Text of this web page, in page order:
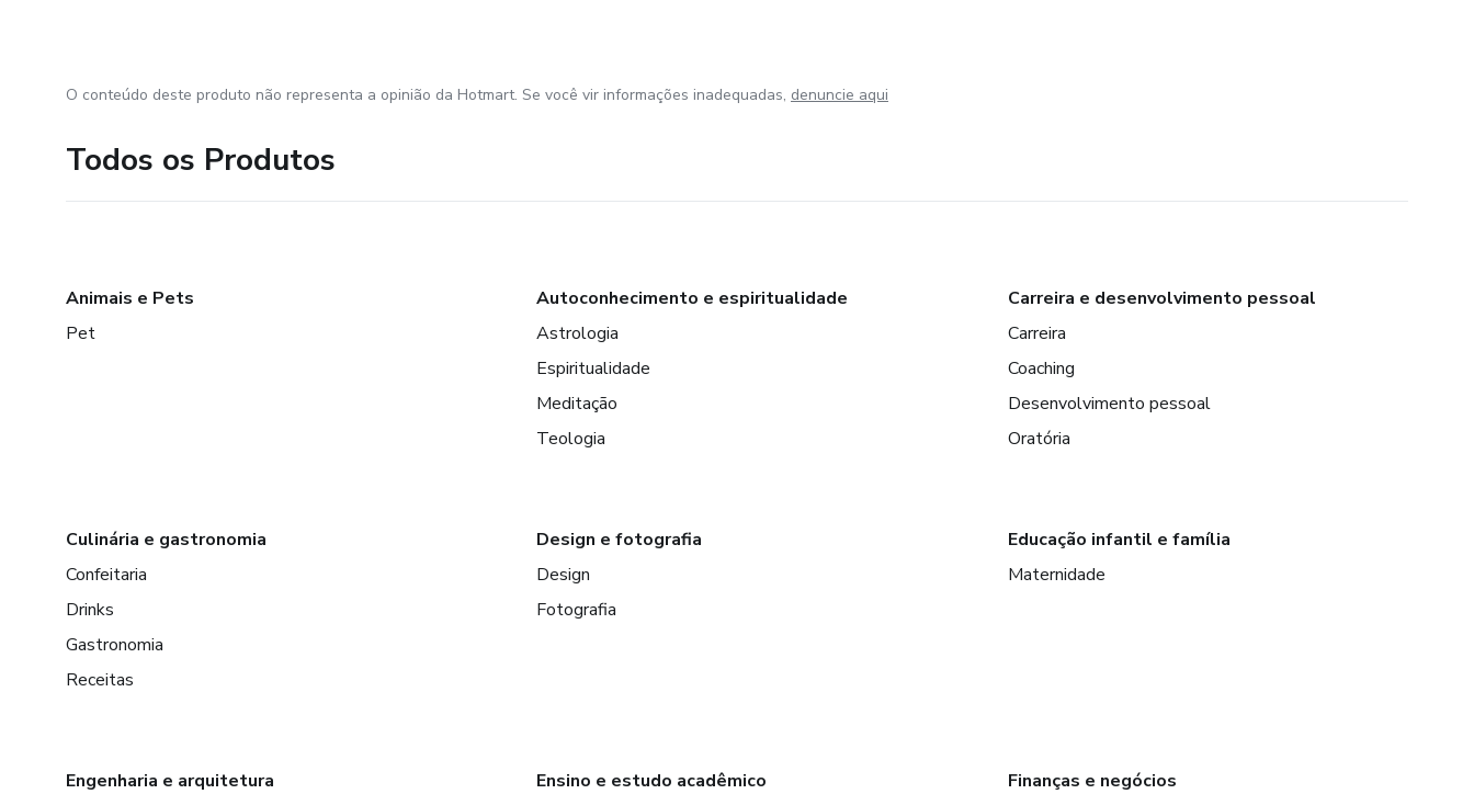
O conteúdo deste produto não representa a opinião da Hotmart. Se você vir informações inadequadas, denuncie aqui
Todos os Produtos
Animais e Pets
Pet
Autoconhecimento e espiritualidade
Astrologia
Espiritualidade
Meditação
Teologia
Carreira e desenvolvimento pessoal
Carreira
Coaching
Desenvolvimento pessoal
Oratória
Culinária e gastronomia
Confeitaria
Drinks
Gastronomia
Receitas
Design e fotografia
Design
Fotografia
Educação infantil e família
Maternidade
Engenharia e arquitetura Ensino e estudo acadêmico Finanças e negócios